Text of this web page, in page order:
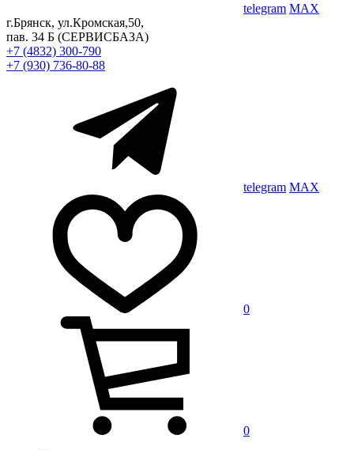
telegram MAX
г.Брянск, ул.Кромская,50,
пав. 34 Б (СЕРВИСБАЗА)
+7 (4832) 300-790
+7 (930) 736-80-88
telegram MAX
0
0